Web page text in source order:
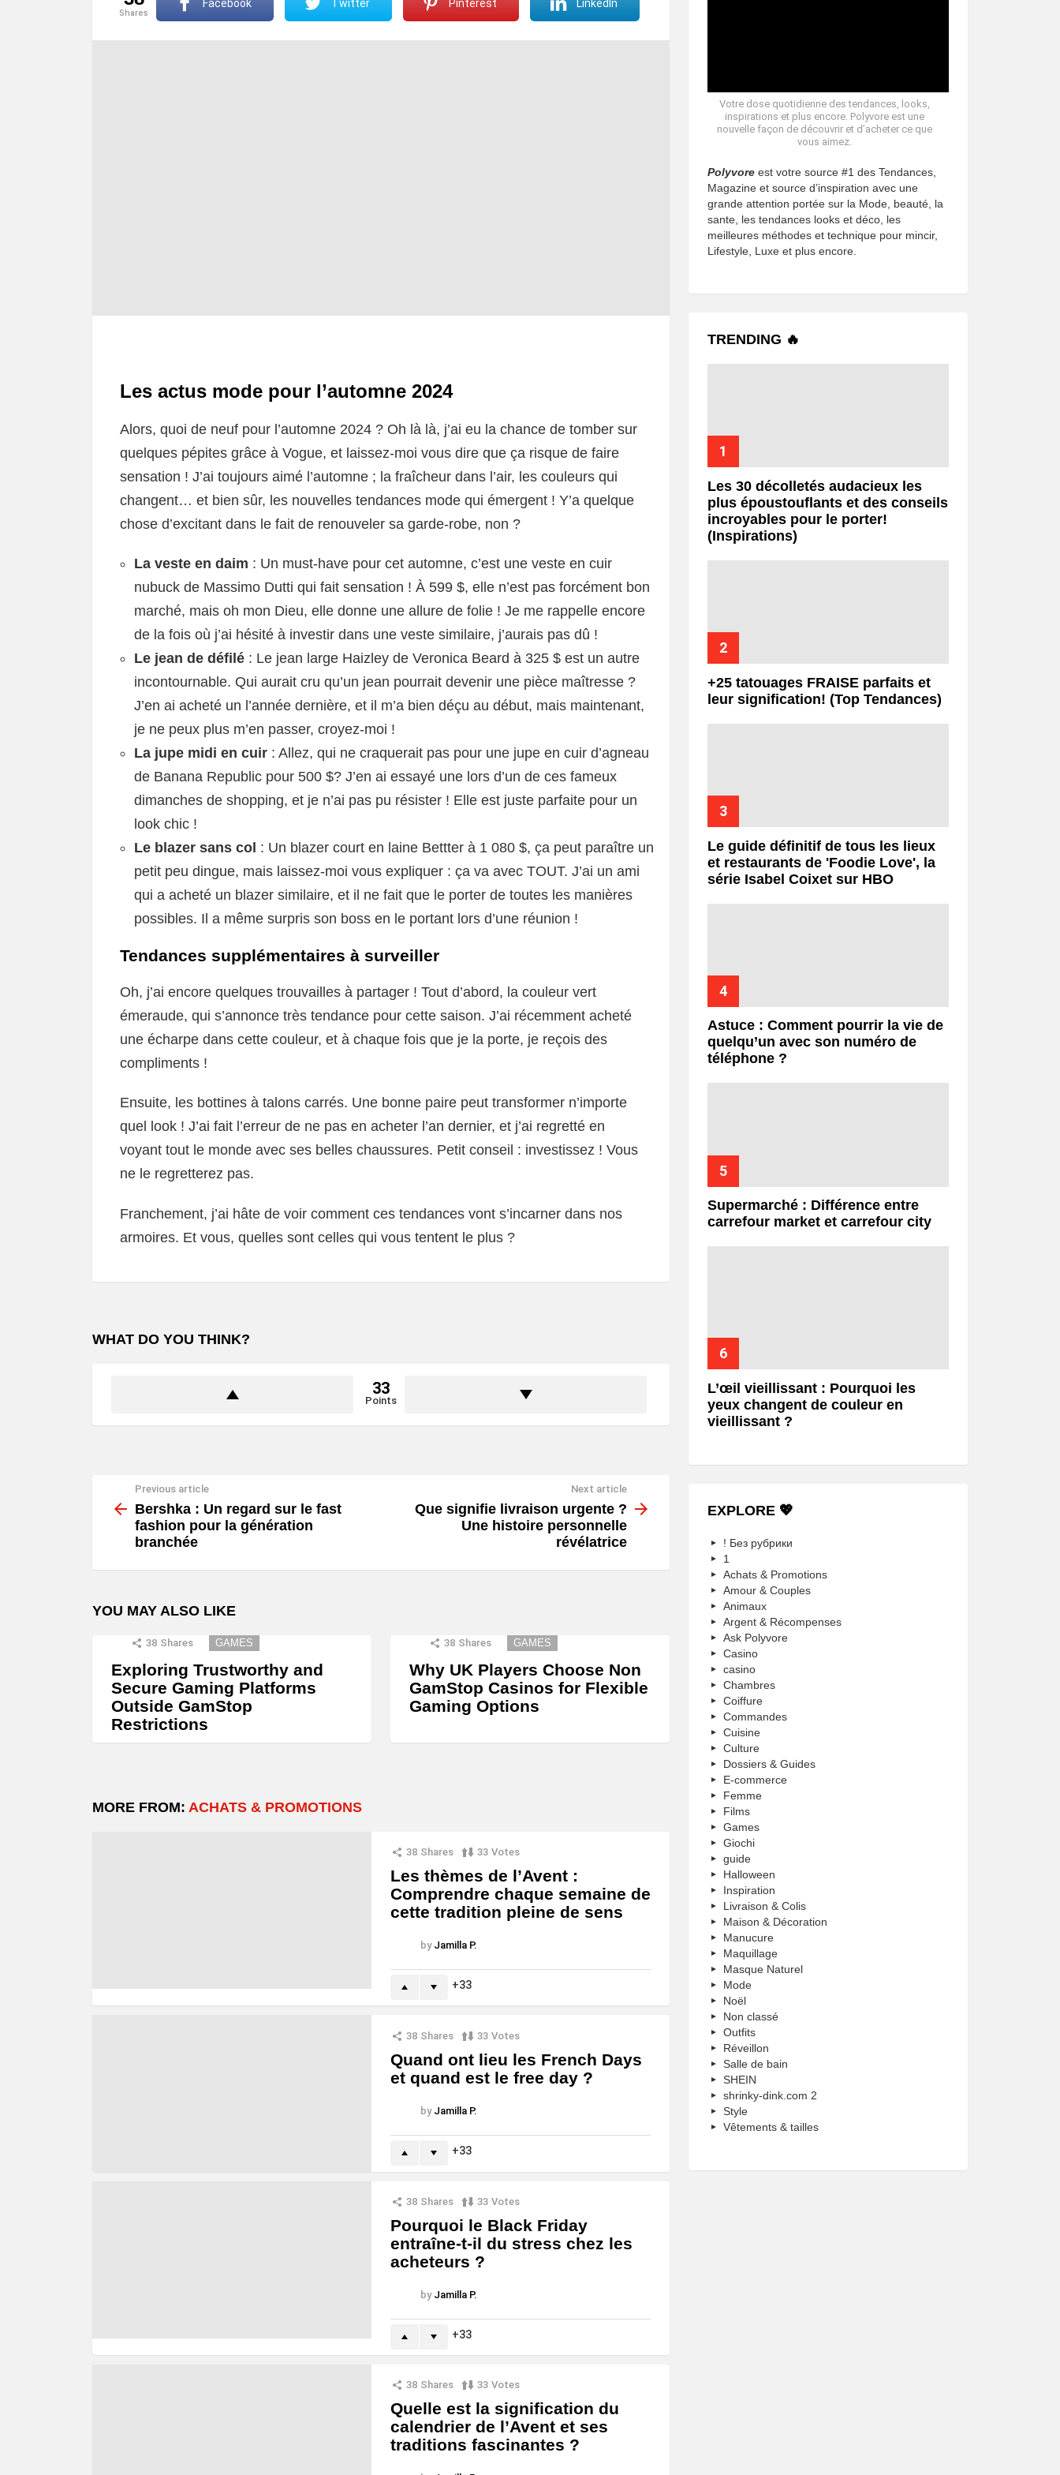
shares
Facebook Twitter Pinterest LinkedIn
Les actus mode pour l’automne 2024
Alors, quoi de neuf pour l’automne 2024 ? Oh là là, j’ai eu la chance de tomber sur
quelques pépites grâce à Vogue, et laissez-moi vous dire que ça risque de faire
sensation ! J’ai toujours aimé l’automne ; la fraîcheur dans l’air, les couleurs qui
changent… et bien sûr, les nouvelles tendances mode qui émergent ! Y’a quelque
chose d’excitant dans le fait de renouveler sa garde-robe, non ?
La veste en daim : Un must-have pour cet automne, c’est une veste en cuir
nubuck de Massimo Dutti qui fait sensation ! À 599 $, elle n’est pas forcément bon
marché, mais oh mon Dieu, elle donne une allure de folie ! Je me rappelle encore
de la fois où j’ai hésité à investir dans une veste similaire, j’aurais pas dû !
Le jean de défilé : Le jean large Haizley de Veronica Beard à 325 $ est un autre
incontournable. Qui aurait cru qu’un jean pourrait devenir une pièce maîtresse ?
J’en ai acheté un l’année dernière, et il m’a bien déçu au début, mais maintenant,
je ne peux plus m’en passer, croyez-moi !
La jupe midi en cuir : Allez, qui ne craquerait pas pour une jupe en cuir d’agneau
de Banana Republic pour 500 $? J’en ai essayé une lors d’un de ces fameux
dimanches de shopping, et je n’ai pas pu résister ! Elle est juste parfaite pour un
look chic !
Le blazer sans col : Un blazer court en laine Bettter à 1 080 $, ça peut paraître un
petit peu dingue, mais laissez-moi vous expliquer : ça va avec TOUT. J’ai un ami
qui a acheté un blazer similaire, et il ne fait que le porter de toutes les manières
possibles. Il a même surpris son boss en le portant lors d’une réunion !
Tendances supplémentaires à surveiller
Oh, j’ai encore quelques trouvailles à partager ! Tout d’abord, la couleur vert
émeraude, qui s’annonce très tendance pour cette saison. J’ai récemment acheté
une écharpe dans cette couleur, et à chaque fois que je la porte, je reçois des
compliments !
Ensuite, les bottines à talons carrés. Une bonne paire peut transformer n’importe
quel look ! J’ai fait l’erreur de ne pas en acheter l’an dernier, et j’ai regretté en
voyant tout le monde avec ses belles chaussures. Petit conseil : investissez ! Vous
ne le regretterez pas.
Franchement, j’ai hâte de voir comment ces tendances vont s’incarner dans nos
armoires. Et vous, quelles sont celles qui vous tentent le plus ?
WHAT DO YOU THINK?
33
Points
more
Previous article
Bershka : Un regard sur le fast
fashion pour la génération
branchée
Next article
Que signifie livraison urgente ?
Une histoire personnelle
révélatrice
YOU MAY ALSO LIKE
38 Shares GAMES
Exploring Trustworthy and
Secure Gaming Platforms
Outside GamStop
Restrictions
38 Shares GAMES
Why UK Players Choose Non
GamStop Casinos for Flexible
Gaming Options
MORE FROM: ACHATS & PROMOTIONS
38 Shares 33 Votes
Les thèmes de l’Avent :
Comprendre chaque semaine de
cette tradition pleine de sens
by Jamilla P.
33
38 Shares 33 Votes
Quand ont lieu les French Days
et quand est le free day ?
by Jamilla P.
33
38 Shares 33 Votes
Pourquoi le Black Friday
entraîne-t-il du stress chez les
acheteurs ?
by Jamilla P.
33
38 Shares 33 Votes
Quelle est la signification du
calendrier de l’Avent et ses
traditions fascinantes ?
Votre dose quotidienne des tendances, looks,
inspirations et plus encore. Polyvore est une
nouvelle façon de découvrir et d’acheter ce que
vous aimez.
Polyvore est votre source #1 des Tendances,
Magazine et source d’inspiration avec une
grande attention portée sur la Mode, beauté, la
sante, les tendances looks et déco, les
meilleures méthodes et technique pour mincir,
Lifestyle, Luxe et plus encore.
TRENDING 🔥
Les 30 décolletés audacieux les
plus époustouflants et des conseils
incroyables pour le porter!
(Inspirations)
+25 tatouages ​​FRAISE parfaits et
leur signification! (Top Tendances)
Le guide définitif de tous les lieux
et restaurants de 'Foodie Love', la
série Isabel Coixet sur HBO
Astuce : Comment pourrir la vie de
quelqu’un avec son numéro de
téléphone ?
Supermarché : Différence entre
carrefour market et carrefour city
L’œil vieillissant : Pourquoi les
yeux changent de couleur en
vieillissant ?
EXPLORE 💖
! Без рубрики
1
Achats & Promotions
Amour & Couples
Animaux
Argent & Récompenses
Ask Polyvore
Casino
casino
Chambres
Coiffure
Commandes
Cuisine
Culture
Dossiers & Guides
E-commerce
Femme
Films
Games
Giochi
guide
Halloween
Inspiration
Livraison & Colis
Maison & Décoration
Manucure
Maquillage
Masque Naturel
Mode
Noël
Non classé
Outfits
Réveillon
Salle de bain
SHEIN
shrinky-dink.com 2
Style
Vêtements & tailles